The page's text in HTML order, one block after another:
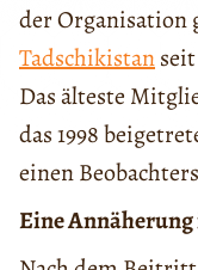
der Organisation
Tadschikistan
Das älteste
das 1998
einen
Eine